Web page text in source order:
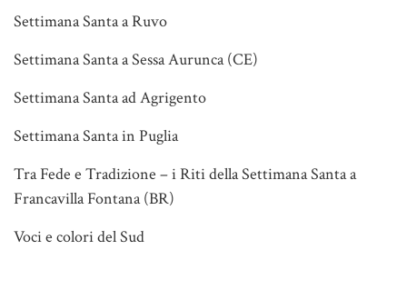
Settimana Santa a Ruvo
Settimana Santa a Sessa Aurunca (CE)
Settimana Santa ad Agrigento
Settimana Santa in Puglia
Tra Fede e Tradizione – i Riti della Settimana Santa a
Francavilla Fontana (BR)
Voci e colori del Sud